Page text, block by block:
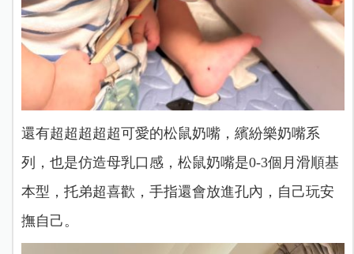
還有超超超超超可愛的松鼠奶嘴，繽紛樂奶嘴系
列，也是仿造母乳口感，松鼠奶嘴是0-3個月滑順基
本型，托弟超喜歡，手指還會放進孔內，自己玩安
撫自己。